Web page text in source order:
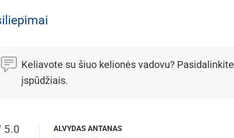
Keliavote su šiuo kelionės vadovu? Pasidalinkite
įspūdžiais.
5.0
ALVYDAS ANTANAS